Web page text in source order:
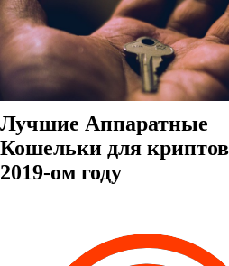
Лучшие Аппаратные
Кошельки для
2019-ом году